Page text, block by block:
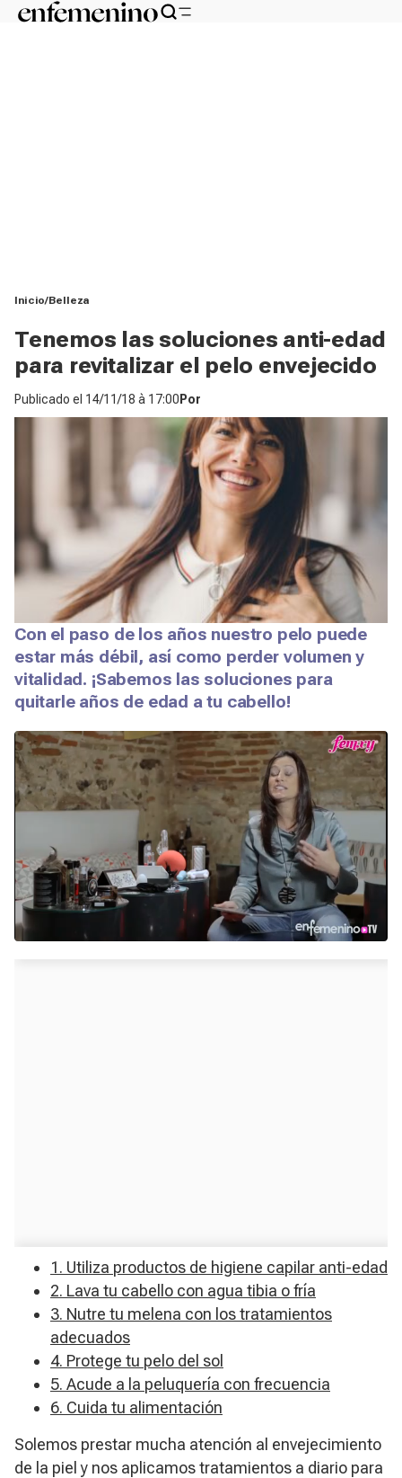
Inicio Belleza
Tenemos las soluciones anti-edad
para revitalizar el pelo envejecido
Publicado el 14/11/18 à 17:00 Por
Con el paso de los años nuestro pelo puede
estar más débil, así como perder volumen y
vitalidad. ¡Sabemos las soluciones para
quitarle años de edad a tu cabello!
1. Utiliza productos de higiene capilar anti-edad
2. Lava tu cabello con agua tibia o fría
3. Nutre tu melena con los tratamientos
adecuados
4. Protege tu pelo del sol
5. Acude a la peluquería con frecuencia
6. Cuida tu alimentación
Solemos prestar mucha atención al envejecimiento
de la piel y nos aplicamos tratamientos a diario para